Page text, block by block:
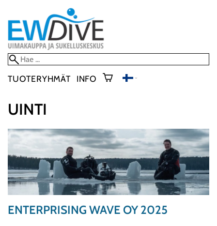
TUOTERYHMÄT INFO
UINTI
ENTERPRISING WAVE OY 2025